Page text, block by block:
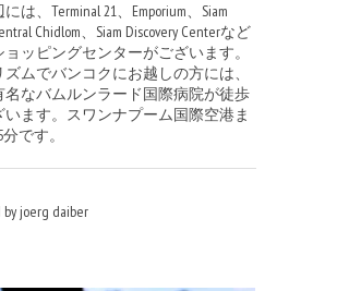
は、Terminal 21、Emporium、Siam
Chidlom、Siam Discovery Centerなど
ッピングセンターがございます。
ムでバンコクにお越しの方には、
名なバムルンラード国際病院が徒歩
ます。スワンナプーム国際空港ま
です。
by joerg daiber